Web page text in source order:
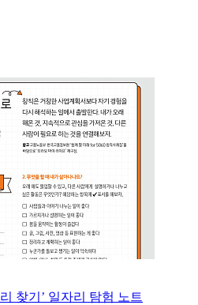
찾기’ 일자리 탐험 노트